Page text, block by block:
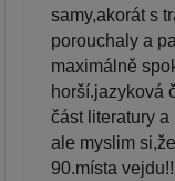
samy,akorát s
porouchaly a
maximálně
horší.jazyková
část literatury
ale myslim
90.místa